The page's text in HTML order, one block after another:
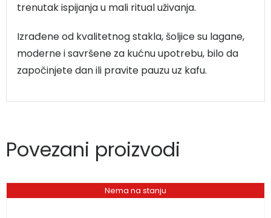
trenutak ispijanja u mali ritual uživanja.
Izrađene od kvalitetnog stakla, šoljice su lagane,
moderne i savršene za kućnu upotrebu, bilo da
započinjete dan ili pravite pauzu uz kafu.
Povezani proizvodi
Nema na stanju